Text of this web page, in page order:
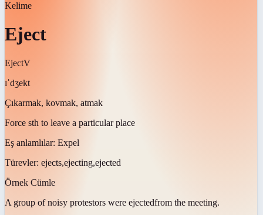
Kelime
Eject
EjectV
ɪˈdʒekt
Çıkarmak, kovmak, atmak
Force sth to leave a particular place
Eş anlamlılar: Expel
Türevler: ejects,ejecting,ejected
Örnek Cümle
A group of noisy protestors were ejectedfrom the meeting.